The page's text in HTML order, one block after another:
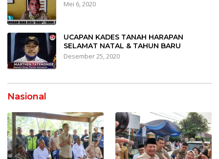
Mei 6, 2020
UCAPAN KADES TANAH HARAPAN
SELAMAT NATAL & TAHUN BARU
Desember 25, 2020
Nasional